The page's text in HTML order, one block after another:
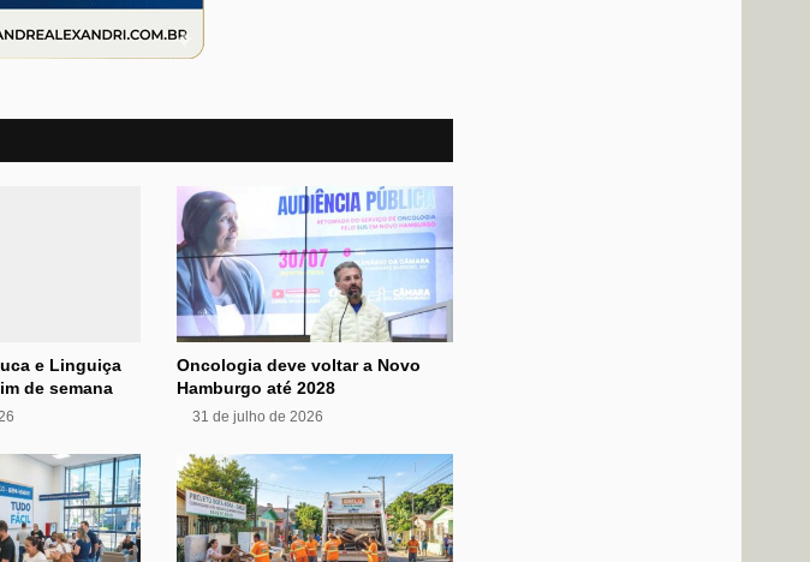
e Linguiça
de semana
Oncologia deve voltar a Novo
Hamburgo até 2028
31 de julho de 2026